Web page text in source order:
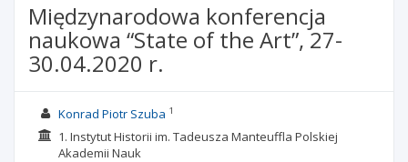
Międzynarodowa konferencja
naukowa “State of the Art”, 27-
30.04.2020 r.
Konrad Piotr Szuba 1
1. Instytut Historii im. Tadeusza Manteuffla Polskiej
Akademii Nauk